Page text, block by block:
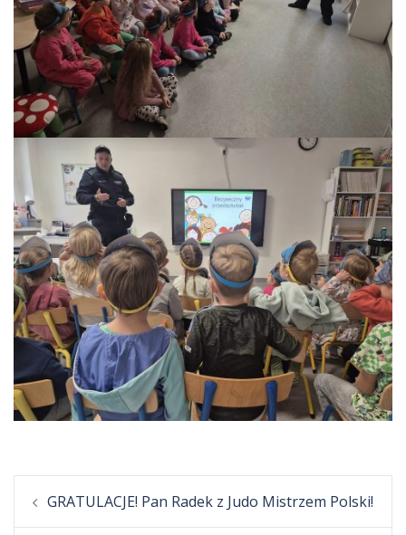
navigation
GRATULACJE! Pan Radek z Judo Mistrzem Polski!